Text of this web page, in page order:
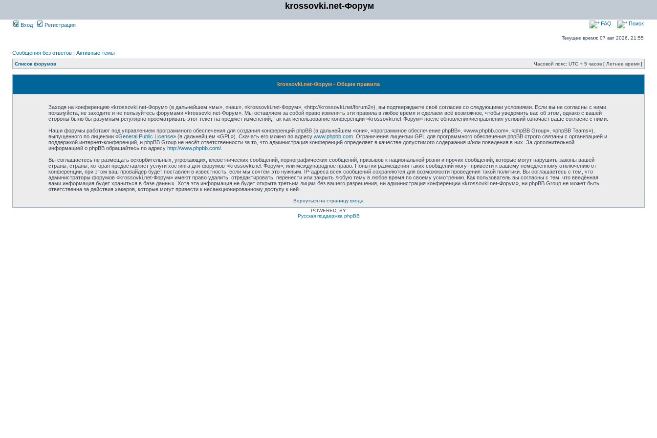
krossovki.net-Форум
Вход Регистрация FAQ Поиск
Текущее время: 07 авг 2026, 21:55
Сообщения без ответов | Активные темы
Список форумов Часовой пояс: UTC + 5 часов [ Летнее время ]
krossovki.net-Форум - Общие правила
Заходя на конференцию «krossovki.net-Форум» (в дальнейшем «мы», «наш», «krossovki.net-Форум», «http://krossovki.net/forum2»), вы подтверждаете своё согласие со следующими условиями. Если вы не согласны с ними,
пожалуйста, не заходите и не пользуйтесь форумами «krossovki.net-Форум». Мы оставляем за собой право изменять эти правила в любое время и сделаем всё возможное, чтобы уведомить вас об этом, однако с вашей
стороны было бы разумным регулярно просматривать этот текст на предмет изменений, так как использование конференции «krossovki.net-Форум» после обновления/исправления условий означает ваше согласие с ними.
Наши форумы работают под управлением программного обеспечения для создания конференций phpBB (в дальнейшем «они», «программное обеспечение phpBB», «www.phpbb.com», «phpBB Group», «phpBB Teams»),
выпущенного по лицензии «General Public License» (в дальнейшем «GPL»). Скачать его можно по адресу www.phpbb.com. Ограничения лицензии GPL для программного обеспечения phpBB строго связаны с организацией и
поддержкой интернет-конференций, и phpBB Group не несёт ответственности за то, что администрация конференций определяет в качестве допустимого содержания и/или поведения в них. За дополнительной
информацией о phpBB обращайтесь по адресу http://www.phpbb.com/.
Вы соглашаетесь не размещать оскорбительных, угрожающих, клеветнических сообщений, порнографических сообщений, призывов к национальной розни и прочих сообщений, которые могут нарушить законы вашей
страны, страны, которая предоставляет услуги хостинга для форумов «krossovki.net-Форум», или международное право. Попытки размещения таких сообщений могут привести к вашему немедленному отключению от
конференции, при этом ваш провайдер будет поставлен в известность, если мы сочтём это нужным. IP-адреса всех сообщений сохраняются для возможности проведения такой политики. Вы соглашаетесь с тем, что
администраторы форумов «krossovki.net-Форум» имеют право удалить, отредактировать, перенести или закрыть любую тему в любое время по своему усмотрению. Как пользователь вы согласны с тем, что введённая
вами информация будет храниться в базе данных. Хотя эта информация не будет открыта третьим лицам без вашего разрешения, ни администрация конференции «krossovki.net-Форум», ни phpBB Group не может быть
ответственна за действия хакеров, которые могут привести к несанкционированному доступу к ней.
Вернуться на страницу входа
POWERED_BY
Русская поддержка phpBB